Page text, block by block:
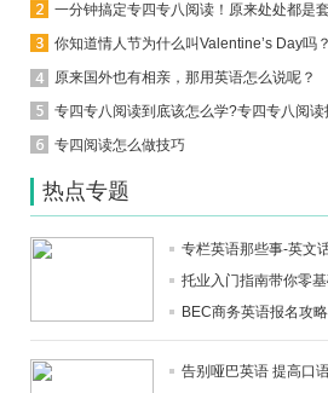
一分钟搞定专四专八阅读！原来处处都是
你知道情人节为什么叫Valentine’s Day吗？
原来国外也有相亲，那用英语怎么说呢？
专四专八阅读到底该怎么学?专四专八阅读
专四阅读怎么做技巧
热点专题
专栏英语那些事-英文
托业入门指南带你零
BEC商务英语报名攻略
告别哑巴英语 提高口